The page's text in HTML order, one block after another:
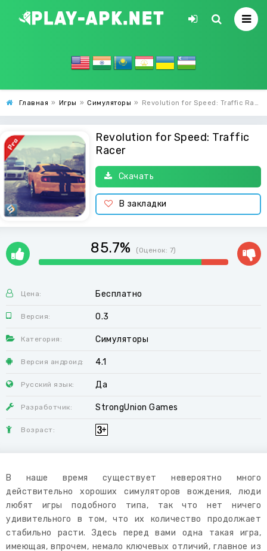
Главная » Игры » Симуляторы » Revolution for Speed: Traffic Racer
Revolution for Speed: Traffic
Racer
Скачать
В закладки
85.7% (Оценок: 7)
Цена: Бесплатно
Версия: 0.3
Категория: Симуляторы
Версия андроид: 4.1
Русский язык: Да
Разработчик: StrongUnion Games
Возраст:
В наше время существует невероятно много
действительно хороших симуляторов вождения, люди
любят игры подобного типа, так что нет ничего
удивительного в том, что их количество продолжает
стабильно расти. Здесь перед вами одна такая игра,
имеющая, впрочем, немало ключевых отличий, главное из